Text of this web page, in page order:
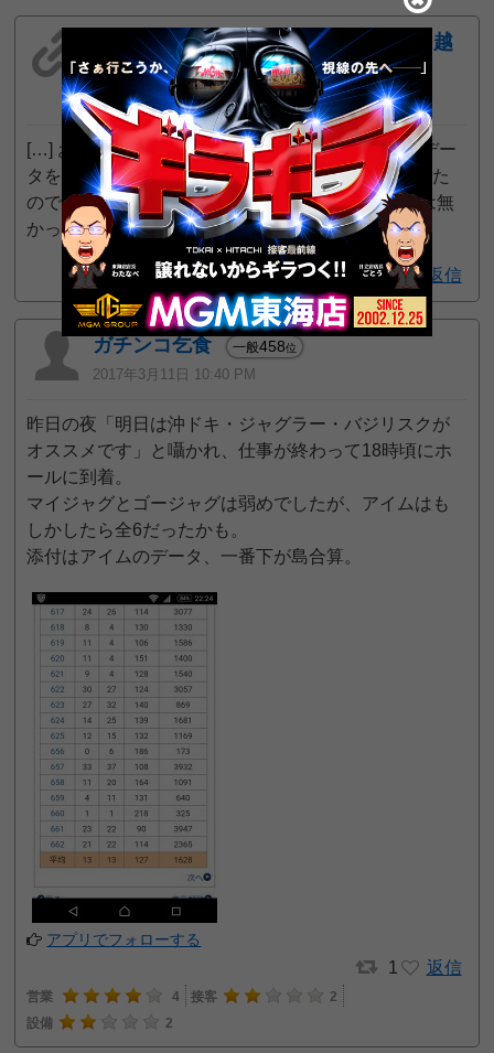
MGM守谷バイパス店でラブ嬢が天井を越
えました | パチンコ店長のホール攻略
2017年5月28日 10:00 PM
[…] お店名は茨城県のMGM守谷バイパス店です。 デー
タを見たら自分がやっていた隣の台も同じ感じだった
ので画像を添付します。 因みに今まではこんな事は無
かったのですが、この間バブ […]
返信
ガチンコ乞食 一般458位
2017年3月11日 10:40 PM
昨日の夜「明日は沖ドキ・ジャグラー・バジリスクが
オススメです」と囁かれ、仕事が終わって18時頃にホ
ールに到着。
マイジャグとゴージャグは弱めでしたが、アイムはも
しかしたら全6だったかも。
添付はアイムのデータ、一番下が島合算。
アプリでフォローする
1 返信
営業 4 接客
2
設備
2